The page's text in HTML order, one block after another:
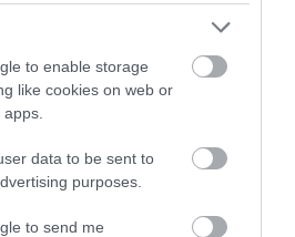
to enable storage
like cookies on web or
data to be sent to
purposes.
to send me
του καρκίνου του
να εντοπιστεί στο
νέα έρευνα